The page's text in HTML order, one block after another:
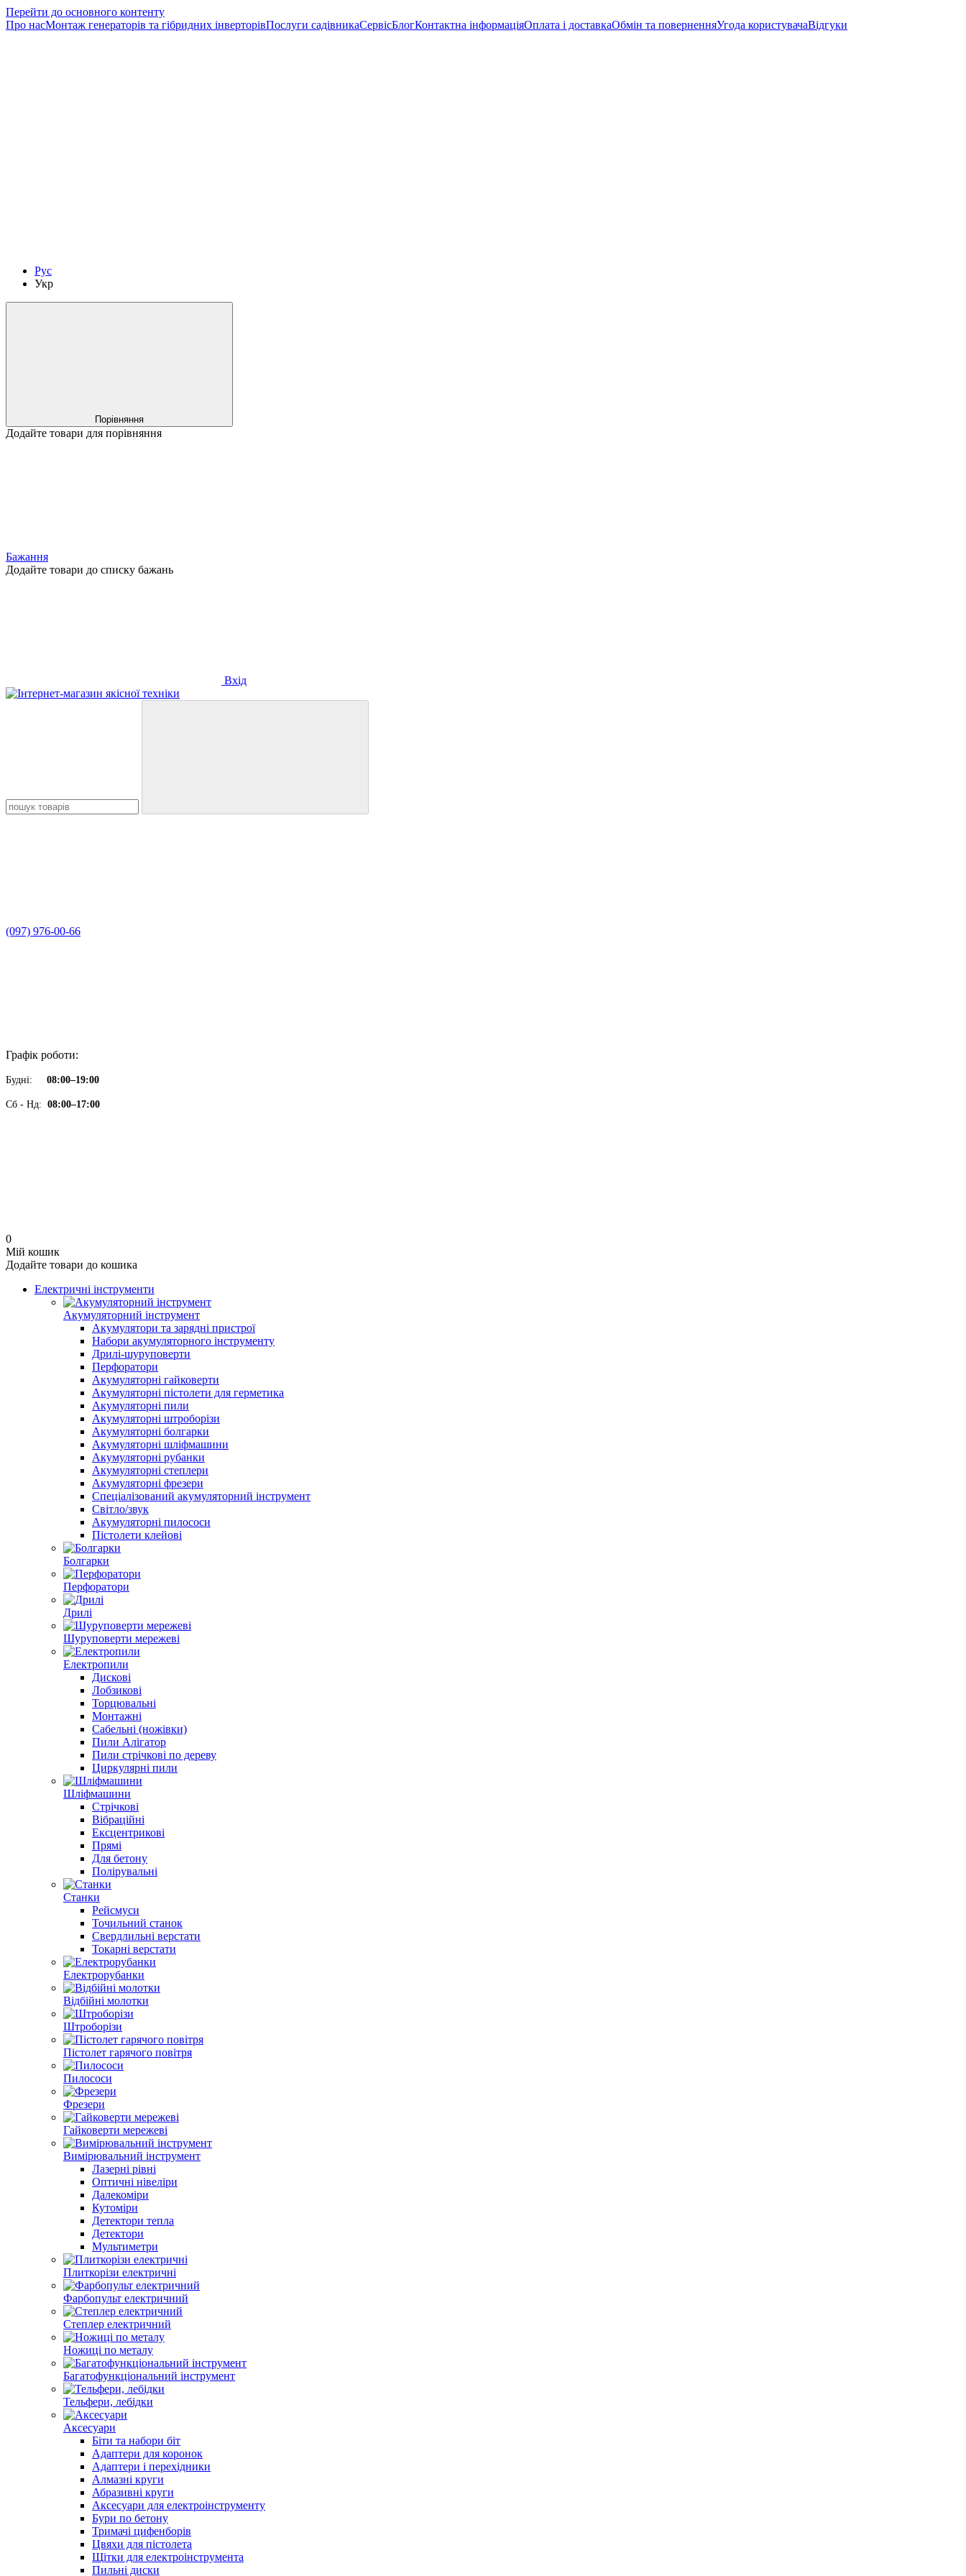
Перейти до основного контенту
Про насМонтаж генераторів та гібридних інверторівПослуги садівникаСервісБлогКонтактна інформаціяОплата і доставкаОбмін та поверненняУгода користувачаВідгуки
Рус
Укр
Порівняння
Додайте товари для порівняння
Бажання
Додайте товари до списку бажань
Вхід
(097) 976-00-66
Графік роботи:
Будні: 08:00–19:00
Сб - Нд: 08:00–17:00
0
Мій кошик
Додайте товари до кошика
Електричні інструменти
Акумуляторний інструмент
Акумулятори та зарядні пристрої
Набори акумуляторного інструменту
Дрилі-шуруповерти
Перфоратори
Акумуляторні гайковерти
Акумуляторні пістолети для герметика
Акумуляторні пили
Акумуляторні штроборізи
Акумуляторні болгарки
Акумуляторні шліфмашини
Акумуляторні рубанки
Акумуляторні степлери
Акумуляторні фрезери
Спеціалізований акумуляторний інструмент
Світло/звук
Акумуляторні пилососи
Пістолети клейові
Болгарки
Перфоратори
Дрилі
Шуруповерти мережеві
Електропили
Дискові
Лобзикові
Торцювальні
Монтажні
Сабельні (ножівки)
Пили Алігатор
Пили стрічкові по дереву
Циркулярні пили
Шліфмашини
Стрічкові
Вібраційні
Ексцентрикові
Прямі
Для бетону
Полірувальні
Станки
Рейсмуси
Точильний станок
Свердлильні верстати
Токарні верстати
Електрорубанки
Відбійні молотки
Штроборізи
Пістолет гарячого повітря
Пилососи
Фрезери
Гайковерти мережеві
Вимірювальний інструмент
Лазерні рівні
Оптичні нівеліри
Далекоміри
Кутоміри
Детектори тепла
Детектори
Мультиметри
Плиткорізи електричні
Фарбопульт електричний
Степлер електричний
Ножиці по металу
Багатофункціональний інструмент
Тельфери, лебідки
Аксесуари
Біти та набори біт
Адаптери для коронок
Адаптери і перехідники
Алмазні круги
Абразивні круги
Аксесуари для електроінструменту
Бури по бетону
Тримачі цифенборів
Цвяхи для пістолета
Щітки для електроінструмента
Пильні диски